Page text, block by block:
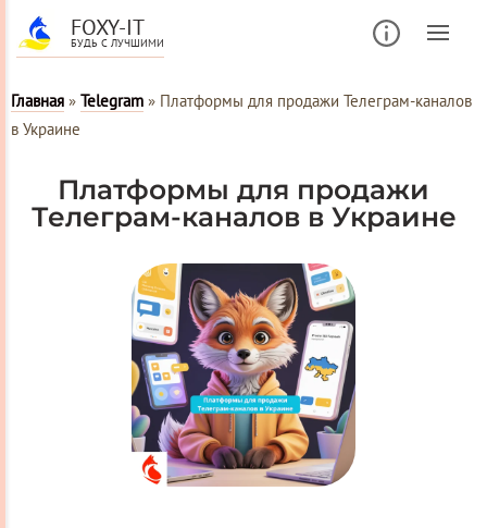
FOXY-IT
БУДЬ С ЛУЧШИМИ
Главная » Telegram » Платформы для продажи Телеграм-каналов
в Украине
Платформы для продажи
Телеграм-каналов в Украине